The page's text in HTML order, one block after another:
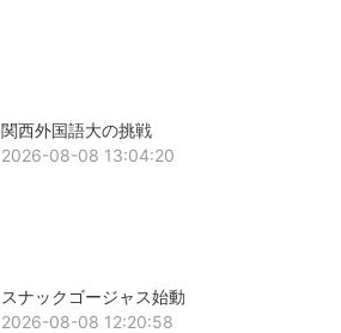
関西外国語大の挑戦
2026-08-08 13:04:20
スナックゴージャス始動
2026-08-08 12:20:58